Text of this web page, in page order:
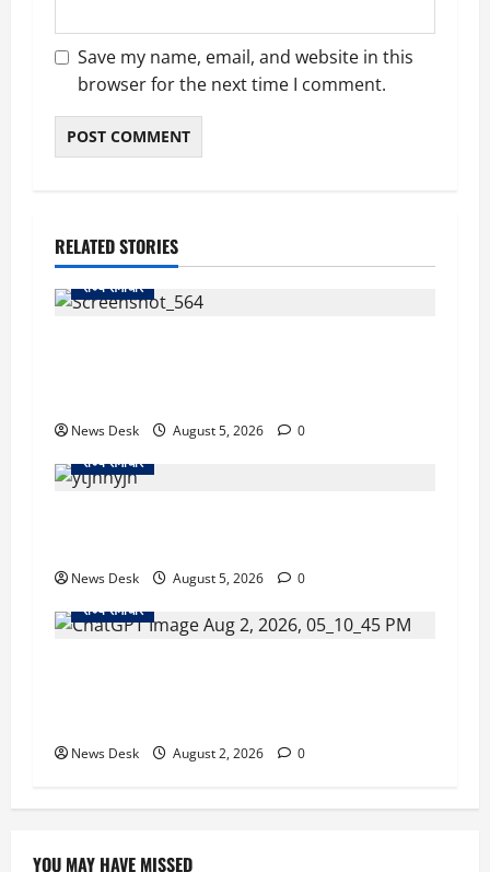
Save my name, email, and website in this
browser for the next time I comment.
RELATED STORIES
राज्य समाचार
News Desk August 5, 2026
0
राज्य समाचार
News Desk August 5, 2026
0
राज्य समाचार
News Desk August 2, 2026 0
YOU MAY HAVE MISSED